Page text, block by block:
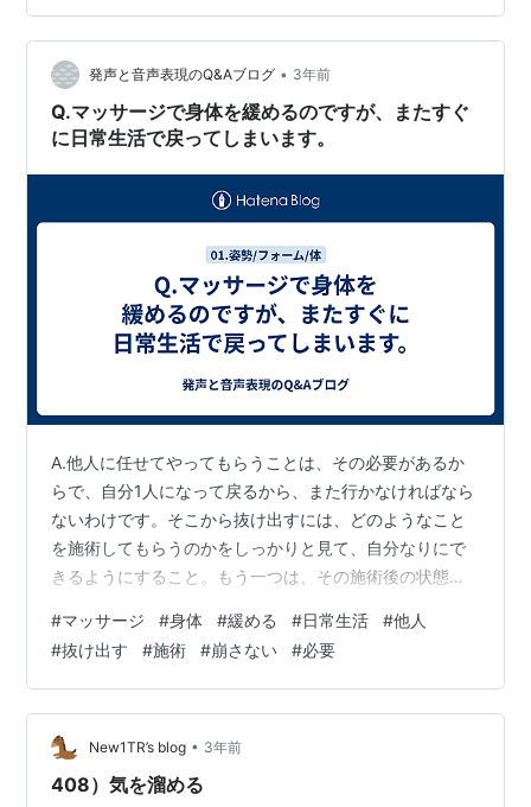
に寄与する。これが自然な姿だ。 しかし太極拳では、こ
の自然な動きが出来ていない人を多く見かける。上半身
を固め、下半身に重く乗っかって、四肢がバラバラに動
く太極拳が目につく。全身が丸ごと一つになって…
発声と音声表現のQ&Aブログ • 3年前
Q.マッサージで身体を緩めるのですが、またすぐ
に日常生活で戻ってしまいます。
A.他人に任せてやってもらうことは、その必要があるか
らで、自分1人になって戻るから、また行かなければなら
ないわけです。そこから抜け出すには、どのようなこと
を施術してもらうのかをしっかりと見て、自分なりにで
きるようにすること。もう一つは、その施術後の状態か
#マッサージ #身体 #緩める #日常生活 #他人
#抜け出す #施術 #崩さない #必要
New1TR’s blog • 3年前
408）気を溜める